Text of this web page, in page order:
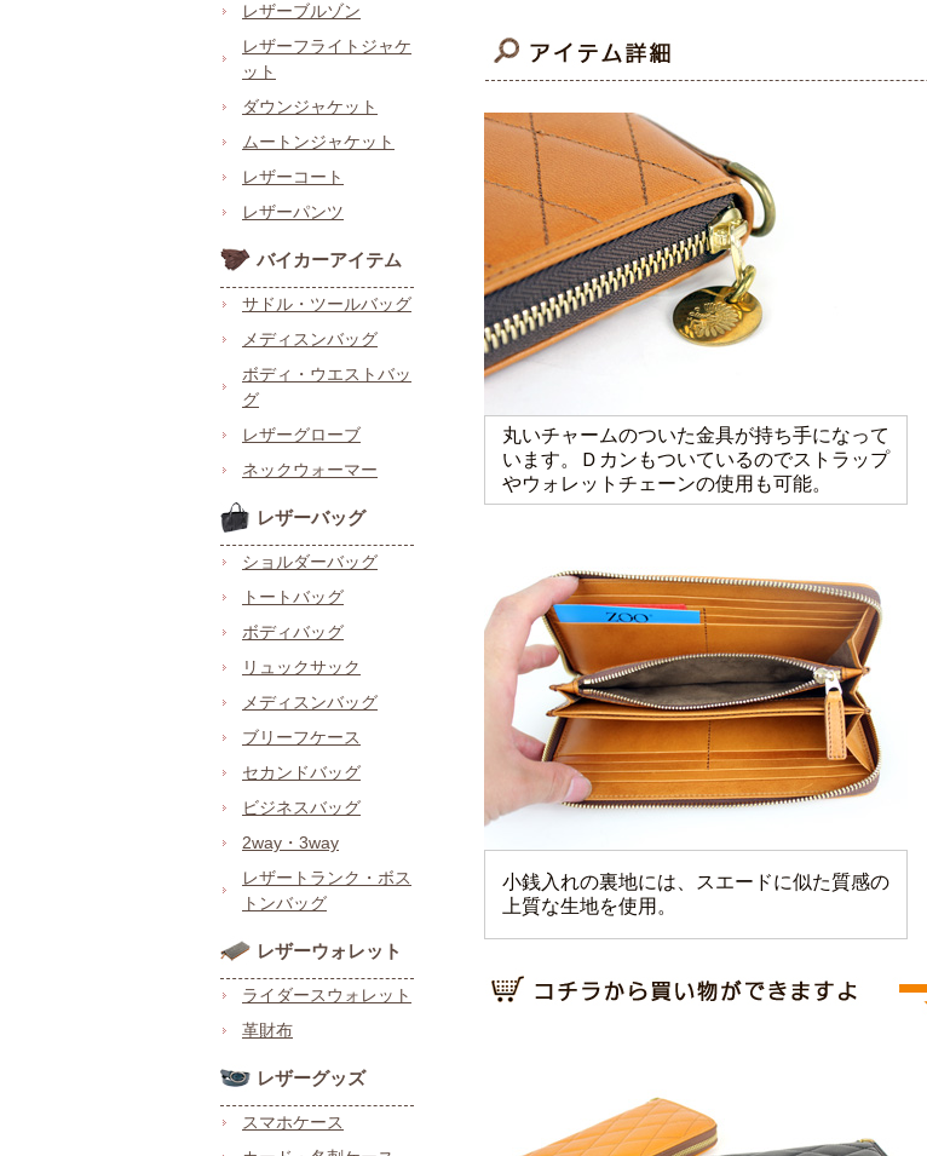
レザーブルゾン
レザーフライトジャケ
ット
ダウンジャケット
ムートンジャケット
レザーコート
レザーパンツ
バイカーアイテム
サドル・ツールバッグ
メディスンバッグ
ボディ・ウエストバッ
グ
レザーグローブ
ネックウォーマー
レザーバッグ
ショルダーバッグ
トートバッグ
ボディバッグ
リュックサック
メディスンバッグ
ブリーフケース
セカンドバッグ
ビジネスバッグ
2way・3way
レザートランク・ボス
トンバッグ
レザーウォレット
ライダースウォレット
革財布
レザーグッズ
スマホケース
丸いチャームのついた金具が持ち手になって
います。Ｄカンもついているのでストラップ
やウォレットチェーンの使用も可能。
小銭入れの裏地には、スエードに似た質感の
上質な生地を使用。